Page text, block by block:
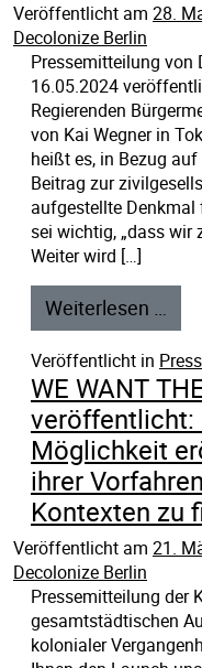
Veröffentlicht am 28.
Decolonize Berlin
Pressemitteilung von
16.05.2024
Regierenden
von Kai Wegner in
heißt es, in Bezug
Beitrag zur
aufgestellte Denkmal
sei wichtig, „dass wir
Weiter wird […]
Weiterlesen …
Veröffentlicht in
WE WANT
veröffentlicht:
Möglichkeit
ihrer
Kontexten zu
Veröffentlicht am 21.
Decolonize Berlin
Pressemitteilung der
gesamtstädtischen
kolonialer